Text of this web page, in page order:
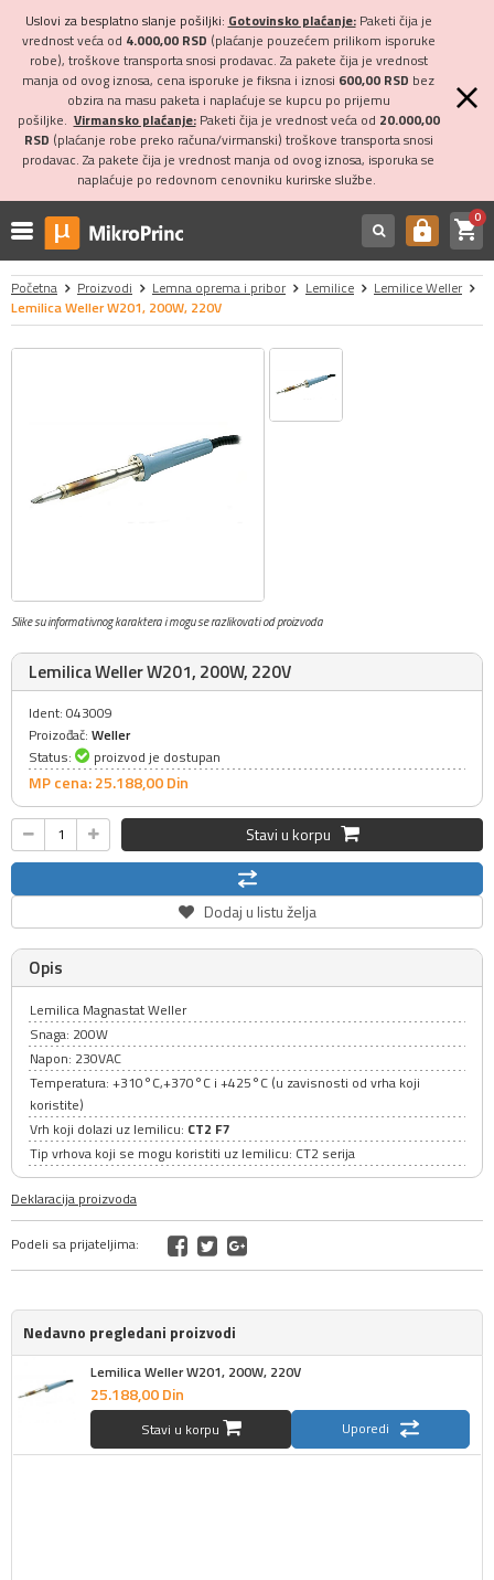
Uslovi za besplatno slanje pošiljki: Gotovinsko plaćanje:Paketi čija je
vrednost veća od 4.000,00 RSD (plaćanje pouzećem prilikom isporuke
robe), troškove transporta snosi prodavac. Za pakete čija je vrednost
manja od ovog iznosa, cena isporuke je fiksna i iznosi 600,00 RSD bez
obzira na masu paketa i naplaćuje se kupcu po prijemu
pošiljke. Virmansko plaćanje:Paketi čija je vrednost veća od 20.000,00
RSD (plaćanje robe preko računa/virmanski) troškove transporta snosi
prodavac. Za pakete čija je vrednost manja od ovog iznosa, isporuka se
naplaćuje po redovnom cenovniku kurirske službe.
https shopping_cart0
Početna Proizvodi Lemna oprema i pribor Lemilice
Lemilice Weller
Lemilica Weller W201, 200W, 220V
Slike su informativnog karaktera i mogu se razlikovati od proizvoda
Lemilica Weller W201, 200W, 220V
Ident: 043009
Proizođač: Weller
Status:
proizvod je dostupan
MP cena: 25.188,00Din
Stavi u korpu
Dodaj u listu želja
Opis
Lemilica Magnastat Weller
Snaga: 200W
Napon: 230VAC
Temperatura: +310°C,+370°C i +425°C (u zavisnosti od vrha koji
koristite)
Vrh koji dolazi uz lemilicu: CT2 F7
Tip vrhova koji se mogu koristiti uz lemilicu: CT2 serija
Deklaracija proizvoda
Podeli sa prijateljima:
Nedavno pregledani proizvodi
Lemilica Weller W201, 200W, 220V
25.188,00Din
Stavi u korpu Uporedi